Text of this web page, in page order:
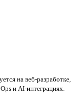
на веб-разработке,
и AI-интеграциях.